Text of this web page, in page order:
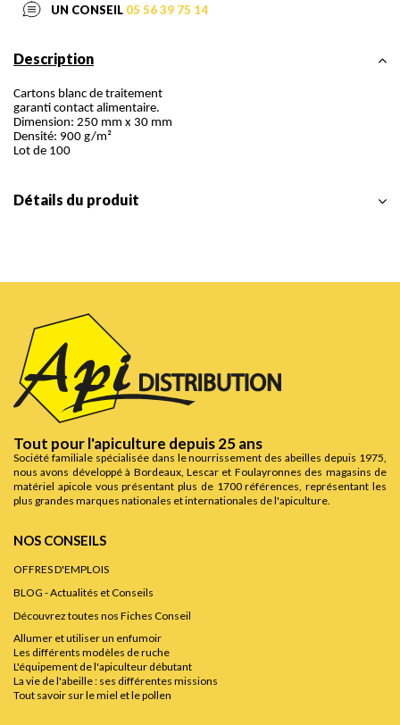
UN CONSEIL 05 56 39 75 14
Description
Cartons blanc de traitement
garanti contact alimentaire.
Dimension: 250 mm x 30 mm
Densité: 900 g/m²
Lot de 100
Détails du produit
Tout pour l'apiculture depuis 25 ans
Société familiale spécialisée dans le nourrissement des abeilles depuis 1975,
nous avons développé à Bordeaux, Lescar et Foulayronnes des magasins de
matériel apicole vous présentant plus de 1700 références, représentant les
plus grandes marques nationales et internationales de l'apiculture.
NOS CONSEILS
OFFRES D'EMPLOIS
BLOG - Actualités et Conseils
Découvrez toutes nos Fiches Conseil
Allumer et utiliser un enfumoir
Les différents modèles de ruche
L'équipement de l'apiculteur débutant
La vie de l'abeille : ses différentes missions
Tout savoir sur le miel et le pollen